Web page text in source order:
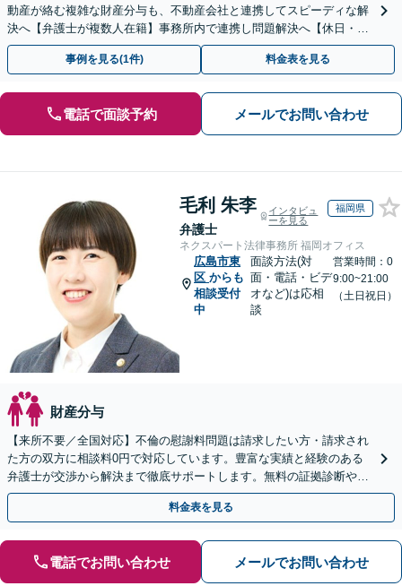
動産が絡む複雑な財産分与も、不動産会社と連携してスピーディな解
決へ【弁護士が複数人在籍】事務所内で連携し問題解決へ【休日・夜
間面談可】【子連れ相談可】【虎ノ門駅1分】
事例を見る(1件) 料金表を見る
電話で面談予約 メールでお問い合わせ
毛利 朱李
弁護士
インタビュ
ーを見る
福岡県
ネクスパート法律事務所 福岡オフィス
広島市東
区 からも
相談受付
中
面談方法(対
面・電話・ビデ
オなど)は応相
談
営業時間：0
9:00~21:00
（土日祝日）
財産分与
【来所不要／全国対応】不倫の慰謝料問題は請求したい方・請求され
た方の双方に相談料0円で対応しています。豊富な実績と経験のある
弁護士が交渉から解決まで徹底サポートします。無料の証拠診断や着
手金の返還保証もありますので安心してご相談ください。
料金表を見る
電話でお問い合わせ メールでお問い合わせ